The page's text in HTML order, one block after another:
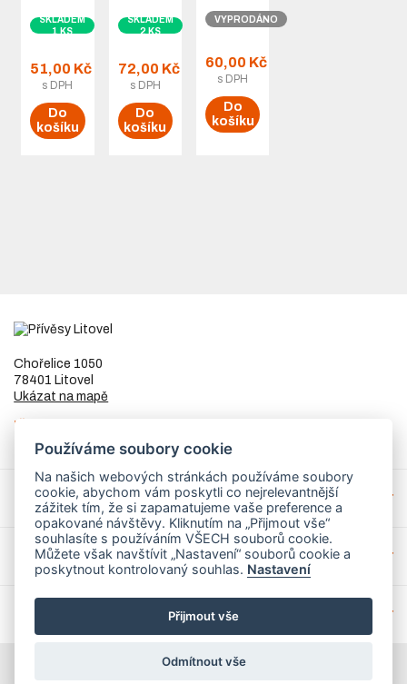
SKLADEM
1 KS
51,00 Kč
s DPH
Do
košíku
SKLADEM
2 KS
72,00 Kč
s DPH
Do
košíku
VYPRODÁNO
60,00 Kč
s DPH
Do
košíku
Chořelice 1050
78401 Litovel
Ukázat na mapě
IČ
DIČCZ8253255307
Přívěsy a náhradní díly
Servis
Mohlo by Vás zajímat
© 2026 PrivesyLitovel.cz
Používáme soubory cookie
Na našich webových stránkách používáme soubory
cookie, abychom vám poskytli co nejrelevantnější
zážitek tím, že si zapamatujeme vaše preference a
opakované návštěvy. Kliknutím na „Přijmout vše“
souhlasíte s používáním VŠECH souborů cookie.
Můžete však navštívit „Nastavení“ souborů cookie a
poskytnout kontrolovaný souhlas. Nastavení
Přijmout vše
Odmítnout vše